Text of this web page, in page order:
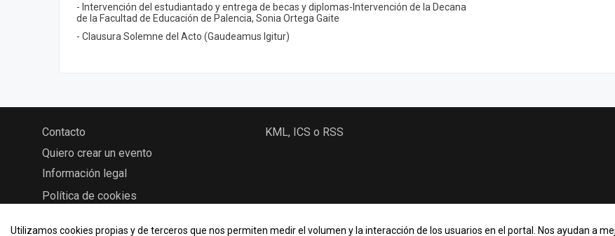
Utilizamos cookies propias y de terceros que nos permiten medir el volumen y la interacción de los usuarios en el portal. Nos ayudan a
- Intervención del estudiantado y entrega de becas y diplomas-Intervención de la Decana
de la Facultad de Educación de Palencia, Sonia Ortega Gaite
- Clausura Solemne del Acto (Gaudeamus Igitur)
Contacto
Quiero crear un evento
Información legal
Política de cookies
KML, ICS o RSS